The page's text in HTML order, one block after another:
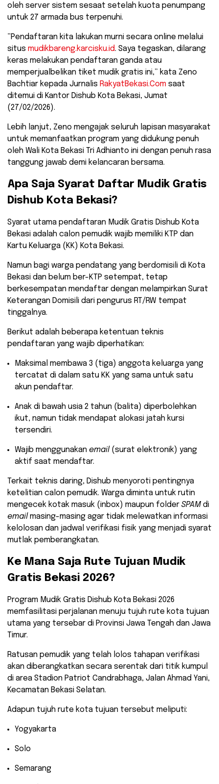
oleh server sistem sesaat setelah kuota penumpang
untuk 27 armada bus terpenuhi.
​”Pendaftaran kita lakukan murni secara online melalui
situs mudikbareng.karcisku.id. Saya tegaskan, dilarang
keras melakukan pendaftaran ganda atau
memperjualbelikan tiket mudik gratis ini,” kata Zeno
Bachtiar kepada Jurnalis RakyatBekasi.Com saat
ditemui di Kantor Dishub Kota Bekasi, Jumat
(27/02/2026).
​Lebih lanjut, Zeno mengajak seluruh lapisan masyarakat
untuk memanfaatkan program yang didukung penuh
oleh Wali Kota Bekasi Tri Adhianto ini dengan penuh rasa
tanggung jawab demi kelancaran bersama.
​Apa Saja Syarat Daftar Mudik Gratis
Dishub Kota Bekasi?
​Syarat utama pendaftaran Mudik Gratis Dishub Kota
Bekasi adalah calon pemudik wajib memiliki KTP dan
Kartu Keluarga (KK) Kota Bekasi.
Namun bagi warga pendatang yang berdomisili di Kota
Bekasi dan belum ber-KTP setempat, tetap
berkesempatan mendaftar dengan melampirkan Surat
Keterangan Domisili dari pengurus RT/RW tempat
tinggalnya.
​Berikut adalah beberapa ketentuan teknis
pendaftaran yang wajib diperhatikan:
​Maksimal membawa 3 (tiga) anggota keluarga yang
tercatat di dalam satu KK yang sama untuk satu
akun pendaftar.
​Anak di bawah usia 2 tahun (balita) diperbolehkan
ikut, namun tidak mendapat alokasi jatah kursi
tersendiri.
​Wajib menggunakan email (surat elektronik) yang
aktif saat mendaftar.
​Terkait teknis daring, Dishub menyoroti pentingnya
ketelitian calon pemudik. Warga diminta untuk rutin
mengecek kotak masuk (inbox) maupun folder SPAM di
email masing-masing agar tidak melewatkan informasi
kelolosan dan jadwal verifikasi fisik yang menjadi syarat
mutlak pemberangkatan.
​Ke Mana Saja Rute Tujuan Mudik
Gratis Bekasi 2026?
​Program Mudik Gratis Dishub Kota Bekasi 2026
memfasilitasi perjalanan menuju tujuh rute kota tujuan
utama yang tersebar di Provinsi Jawa Tengah dan Jawa
Timur.
Ratusan pemudik yang telah lolos tahapan verifikasi
akan diberangkatkan secara serentak dari titik kumpul
di area Stadion Patriot Candrabhaga, Jalan Ahmad Yani,
Kecamatan Bekasi Selatan.
​Adapun tujuh rute kota tujuan tersebut meliputi:
​Yogyakarta
​Solo
​Semarang